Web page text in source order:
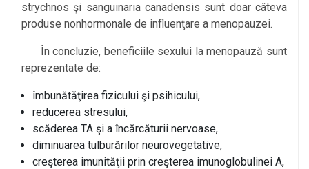
strychnos şi sanguinaria canadensis sunt doar câteva
produse nonhormonale de influenţare a menopauzei.
În concluzie, beneficiile sexului la menopauză sunt
reprezentate de:
îmbunătăţirea fizicului şi psihicului,
reducerea stresului,
scăderea TA şi a încărcăturii nervoase,
diminuarea tulburărilor neurovegetative,
creşterea imunităţii prin creşterea imunoglobulinei A,